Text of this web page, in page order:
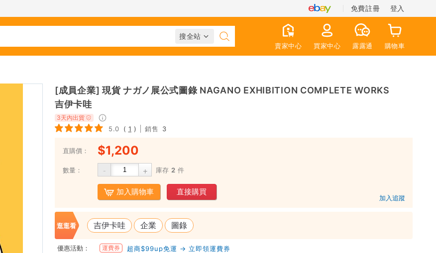
免費註冊 登入
賣家中心 買家中心 露露通 購物車
[成員企業] 現貨 ナガノ展公式圖錄 NAGANO EXHIBITION COMPLETE WORKS
吉伊卡哇
3天內出貨
5.0 ( 1 ) 銷售 3
直購價： $1,200
數量： - + 庫存 2 件
直接購買
加入追蹤
逛逛看 吉伊卡哇 企業 圖錄
優惠活動： 運費券
超商$99up免運 → 立即領運費券